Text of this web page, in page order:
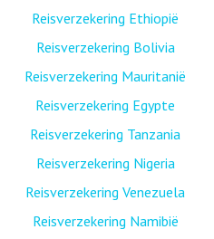
Reisverzekering Ethiopië
Reisverzekering Bolivia
Reisverzekering Mauritanië
Reisverzekering Egypte
Reisverzekering Tanzania
Reisverzekering Nigeria
Reisverzekering Venezuela
Reisverzekering Namibië